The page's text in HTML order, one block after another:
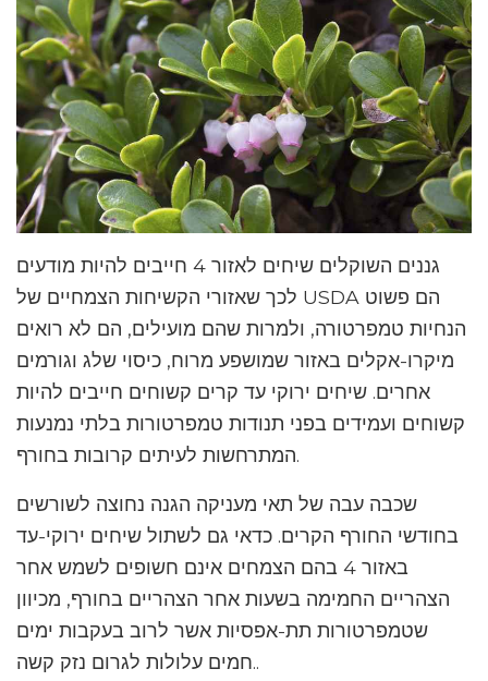
גננים השוקלים שיחים לאזור 4 חייבים להיות מודעים
לכך שאזורי הקשיחות הצמחיים של USDA הם פשוט
הנחיות טמפרטורה, ולמרות שהם מועילים, הם לא רואים
מיקרו-אקלים באזור שמושפע מרוח, כיסוי שלג וגורמים
אחרים. שיחים ירוקי עד קרים קשוחים חייבים להיות
קשוחים ועמידים בפני תנודות טמפרטורות בלתי נמנעות
המתרחשות לעיתים קרובות בחורף.
שכבה עבה של תאי מעניקה הגנה נחוצה לשורשים
בחודשי החורף הקרים. כדאי גם לשתול שיחים ירוקי-עד
באזור 4 בהם הצמחים אינם חשופים לשמש אחר
הצהריים החמימה בשעות אחר הצהריים בחורף, מכיוון
שטמפרטורות תת-אפסיות אשר לרוב בעקבות ימים
חמים עלולות לגרום נזק קשה..